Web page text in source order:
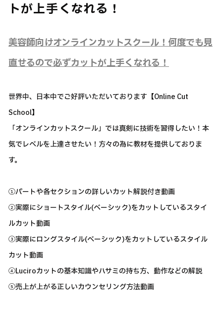
トが上手くなれる！
美容師向けオンラインカットスクール！何度でも見
直せるので必ずカットが上手くなれる！
世界中、日本中でご好評いただいております【Online Cut
School】
「オンラインカットスクール」では真剣に技術を習得したい！本
気でレベルを上達させたい！方々の為に教材を提供しておりま
す。
①パートや各セクションの詳しいカット解説付き動画
②実際にショートスタイル(ベーシック)をカットしているスタイ
ルカット動画
③実際にロングスタイル(ベーシック)をカットしているスタイル
カット動画
④Luciroカットの基本知識やハサミの持ち方、動作などの解説
⑤売上が上がる正しいカウンセリング方法動画